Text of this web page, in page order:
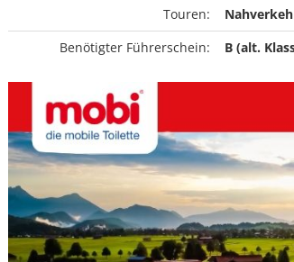
Touren:
Benötigter Führerschein:
B (alt.